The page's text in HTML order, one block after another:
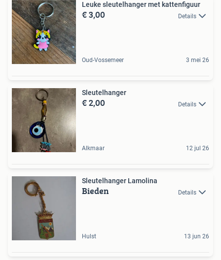
Leuke sleutelhanger met kattenfiguur
€ 3,00 Details
Oud-Vossemeer 3 mei 26
Sleutelhanger
€ 2,00 Details
Alkmaar 12 jul 26
Sleutelhanger Lamolina
Bieden Details
Hulst 13 jun 26